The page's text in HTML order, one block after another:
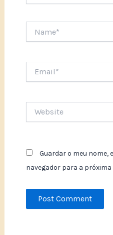
Guardar o meu nome,
navegador para a próxima